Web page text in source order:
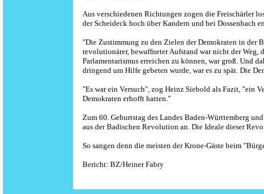
Aus verschiedenen Richtungen zogen die Freischärler
der Scheideck hoch über Kandern und bei Dossenbach
"Die Zustimmung zu den Zielen der Demokraten in der
revolutionärer, bewaffneter Aufstand war nicht der
Parlamentarismus erreichen zu können, war groß. Und
dringend um Hilfe gebeten wurde, war es zu spät. Die
"Es war ein Versuch", zog Heinz Siebold als Fazit, "ein
Demokraten erhofft hatten."
Zum 60. Geburtstag des Landes Baden-Württemberg
aus der Badischen Revolution an. Die Ideale dieser
So sangen denn die meisten der Krone-Gäste beim
Bericht: BZ/Heiner Fabry